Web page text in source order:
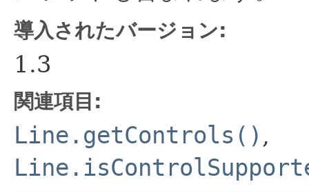
導入されたバージョン:
1.3
関連項目:
Line.getControls() ,